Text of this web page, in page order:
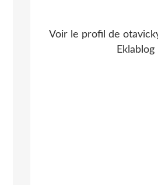
Voir le profil de
Eklablog